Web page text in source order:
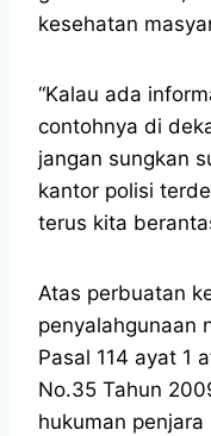
kesehatan
“Kalau ada
contohnya di
jangan sungkan
kantor polisi
terus kita
Atas perbuatan
penyalahgunaan
Pasal 114 ayat 1
No.35 Tahun
hukuman